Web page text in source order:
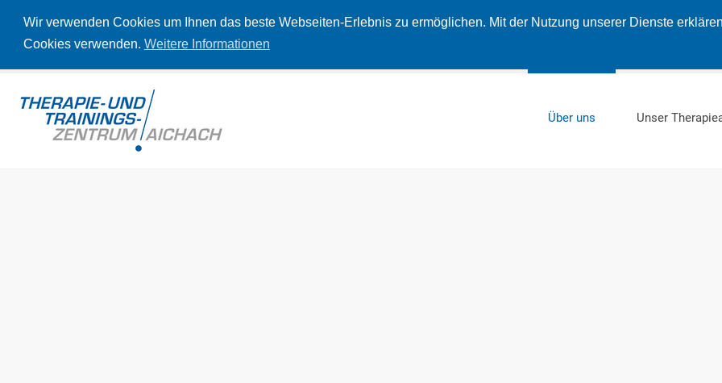
Wir verwenden Cookies um Ihnen das beste Webseiten-Erlebnis zu ermöglichen. Mit der Nutzung unserer Dienste
Cookies verwenden. Weitere Informationen
Über uns Unser